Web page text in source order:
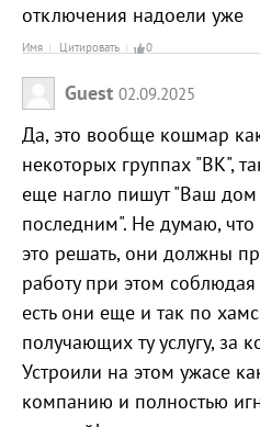
отключения надоели уже
Имя Цитировать 0
Guest 02.09.2025
Да, это вообще кошмар
некоторых группах "ВК",
еще нагло пишут "Ваш дом
последним". Не думаю,
это решать, они должны
работу при этом соблюдая
есть они еще и так по
получающих ту услугу, за
Устроили на этом ужасе
компанию и полностью